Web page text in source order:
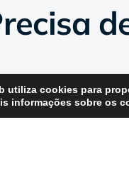
utiliza cookies para
informações sobre os